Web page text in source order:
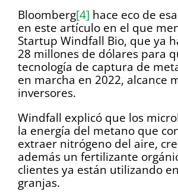
Bloomberg[4] hace eco de
en este artículo en el que
Startup Windfall Bio, que ya
28 millones de dólares para
tecnología de captura de
en marcha en 2022, alcance
inversores.
Windfall explicó que los
la energía del metano que
extraer nitrógeno del aire,
además un fertilizante
clientes ya están utilizando
granjas.